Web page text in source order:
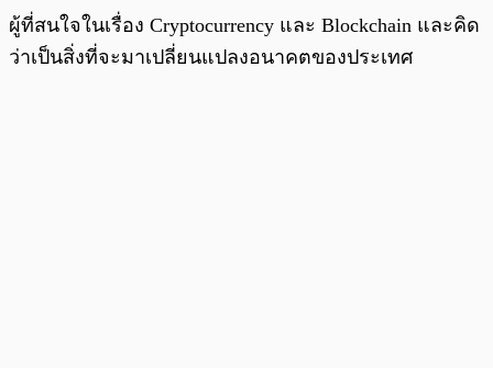
ผู้ที่สนใจในเรื่อง Cryptocurrency และ Blockchain และคิด
ว่าเป็นสิ่งที่จะมาเปลี่ยนแปลงอนาคตของประเทศ